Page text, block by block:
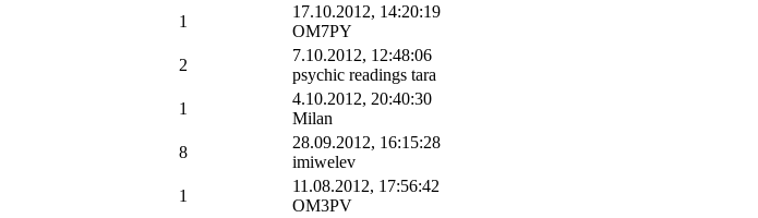
1
17.10.2012, 14:20:19
OM7PY
2
7.10.2012, 12:48:06
psychic readings tara
1
4.10.2012, 20:40:30
Milan
8
28.09.2012, 16:15:28
imiwelev
1
11.08.2012, 17:56:42
OM3PV